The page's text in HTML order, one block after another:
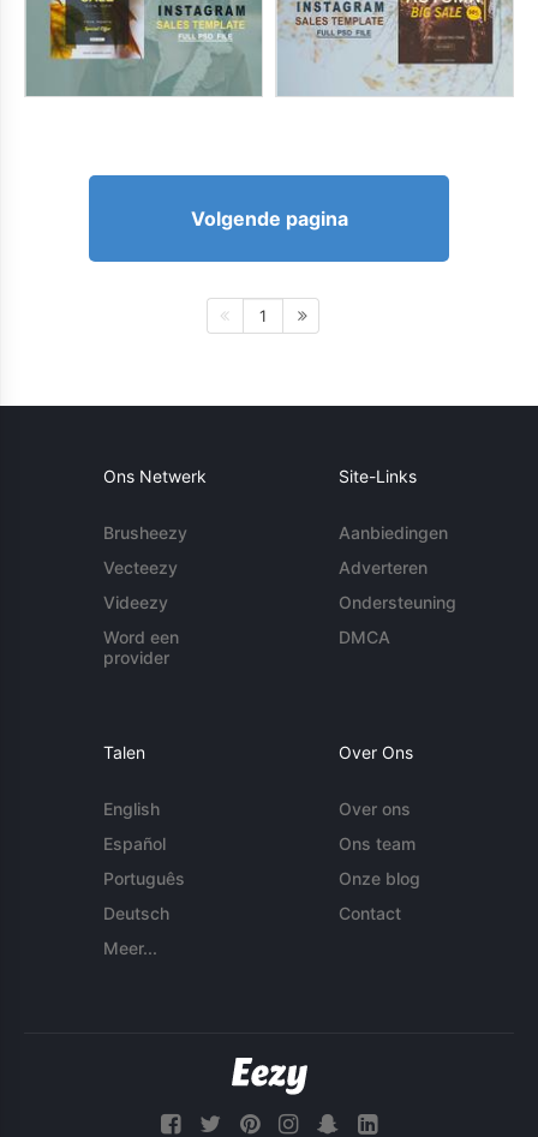
Volgende pagina
1
Ons Netwerk
Brusheezy
Vecteezy
Videezy
Word een
provider
Site-Links
Aanbiedingen
Adverteren
Ondersteuning
DMCA
Talen
English
Español
Português
Deutsch
Meer...
Over Ons
Over ons
Ons team
Onze blog
Contact